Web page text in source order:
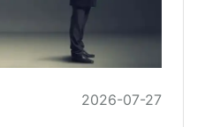
2026-07-27